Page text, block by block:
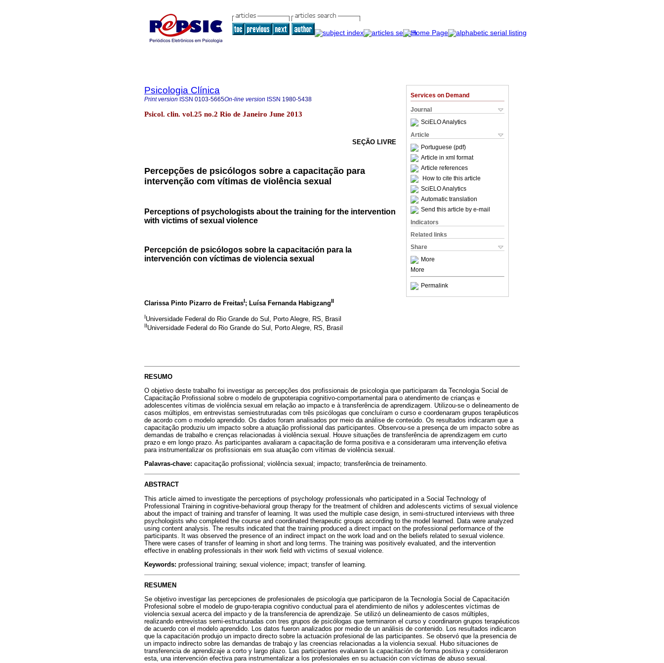
Services on Demand
Journal
SciELO Analytics
Article
Portuguese (pdf)
Article in xml format
Article references
How to cite this article
SciELO Analytics
Automatic translation
Send this article by e-mail
Indicators
Related links
Share
More
More
Permalink
Psicologia Clínica
Print version ISSN 0103-5665On-line version ISSN 1980-5438
Psicol. clin. vol.25 no.2 Rio de Janeiro June 2013
SEÇÃO LIVRE
Percepções de psicólogos sobre a capacitação para
intervenção com vítimas de violência sexual
Perceptions of psychologists about the training for the intervention
with victims of sexual violence
Percepción de psicólogos sobre la capacitación para la
intervención con víctimas de violencia sexual
Clarissa Pinto Pizarro de FreitasI; Luísa Fernanda HabigzangII
IUniversidade Federal do Rio Grande do Sul, Porto Alegre, RS, Brasil
IIUniversidade Federal do Rio Grande do Sul, Porto Alegre, RS, Brasil
RESUMO
O objetivo deste trabalho foi investigar as percepções dos profissionais de psicologia que participaram da Tecnologia Social de
Capacitação Profissional sobre o modelo de grupoterapia cognitivo-comportamental para o atendimento de crianças e
adolescentes vítimas de violência sexual em relação ao impacto e à transferência de aprendizagem. Utilizou-se o delineamento de
casos múltiplos, em entrevistas semiestruturadas com três psicólogas que concluíram o curso e coordenaram grupos terapêuticos
de acordo com o modelo aprendido. Os dados foram analisados por meio da análise de conteúdo. Os resultados indicaram que a
capacitação produziu um impacto sobre a atuação profissional das participantes. Observou-se a presença de um impacto sobre as
demandas de trabalho e crenças relacionadas à violência sexual. Houve situações de transferência de aprendizagem em curto
prazo e em longo prazo. As participantes avaliaram a capacitação de forma positiva e a consideraram uma intervenção efetiva
para instrumentalizar os profissionais em sua atuação com vítimas de violência sexual.
Palavras-chave: capacitação profissional; violência sexual; impacto; transferência de treinamento.
ABSTRACT
This article aimed to investigate the perceptions of psychology professionals who participated in a Social Technology of
Professional Training in cognitive-behavioral group therapy for the treatment of children and adolescents victims of sexual violence
about the impact of training and transfer of learning. It was used the multiple case design, in semi-structured interviews with three
psychologists who completed the course and coordinated therapeutic groups according to the model learned. Data were analyzed
using content analysis. The results indicated that the training produced a direct impact on the professional performance of the
participants. It was observed the presence of an indirect impact on the work load and on the beliefs related to sexual violence.
There were cases of transfer of learning in short and long terms. The training was positively evaluated, and the intervention
effective in enabling professionals in their work field with victims of sexual violence.
Keywords: professional training; sexual violence; impact; transfer of learning.
RESUMEN
Se objetivo investigar las percepciones de profesionales de psicología que participaron de la Tecnología Social de Capacitación
Profesional sobre el modelo de grupo-terapia cognitivo conductual para el atendimiento de niños y adolescentes víctimas de
violencia sexual acerca del impacto y de la transferencia de aprendizaje. Se utilizó un delineamiento de casos múltiples,
realizando entrevistas semi-estructuradas con tres grupos de psicólogas que terminaron el curso y coordinaron grupos terapéuticos
de acuerdo con el modelo aprendido. Los datos fueron analizados por medio de un análisis de contenido. Los resultados indicaron
que la capacitación produjo un impacto directo sobre la actuación profesional de las participantes. Se observó que la presencia de
un impacto indirecto sobre las demandas de trabajo y las creencias relacionadas a la violencia sexual. Hubo situaciones de
transferencia de aprendizaje a corto y largo plazo. Las participantes evaluaron la capacitación de forma positiva y consideraron
esta, una intervención efectiva para instrumentalizar a los profesionales en su actuación con víctimas de abuso sexual.